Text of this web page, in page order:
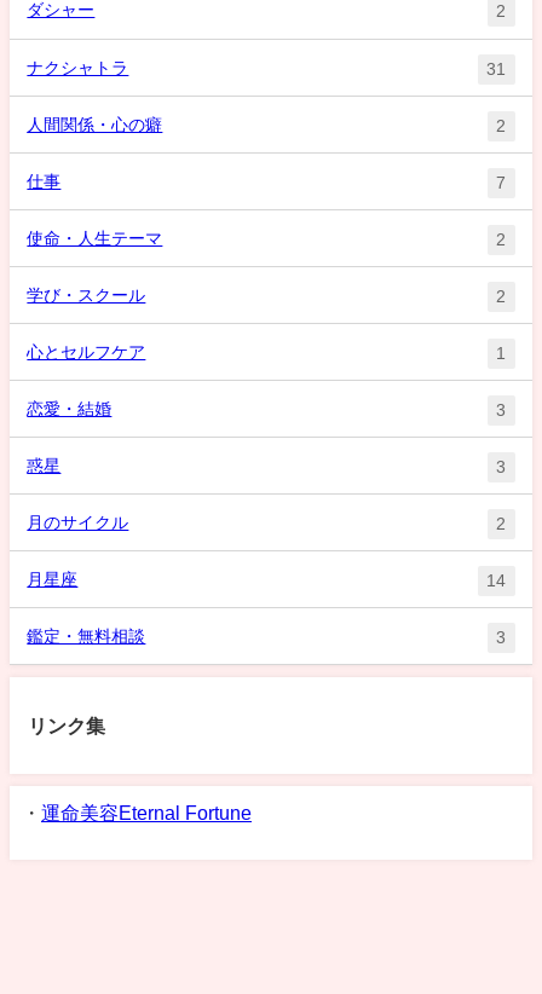
ダシャー 2
ナクシャトラ 31
人間関係・心の癖 2
仕事 7
使命・人生テーマ 2
学び・スクール 2
心とセルフケア 1
恋愛・結婚 3
惑星 3
月のサイクル 2
月星座 14
鑑定・無料相談 3
リンク集
・ 運命美容Eternal Fortune